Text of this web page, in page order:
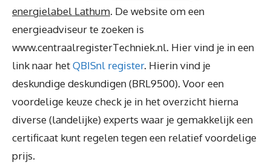
energielabel Lathum. De website om een
energieadviseur te zoeken is
www.centraalregisterTechniek.nl. Hier vind je in een
link naar hetQBISnl register. Hierin vind je
deskundige deskundigen (BRL9500). Voor een
voordelige keuze check je in het overzicht hierna
diverse (landelijke) experts waar je gemakkelijk een
certificaat kunt regelen tegen een relatief voordelige
prijs.